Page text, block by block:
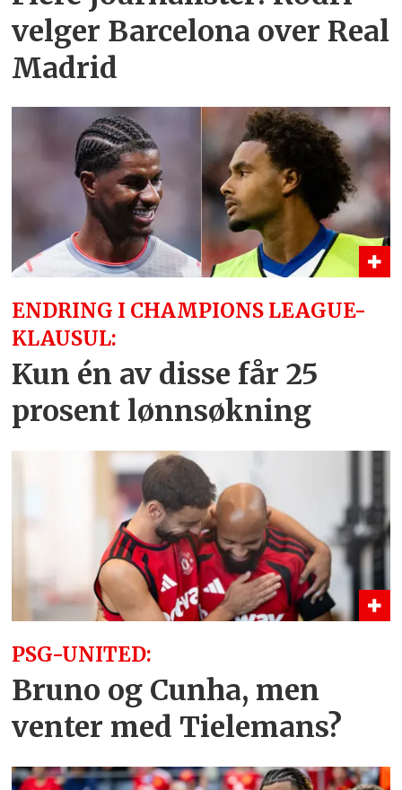
velger Barcelona over Real
Madrid
ENDRING I CHAMPIONS LEAGUE-
KLAUSUL:
Kun én av disse får 25
prosent lønnsøkning
PSG-UNITED:
Bruno og Cunha, men
venter med Tielemans?